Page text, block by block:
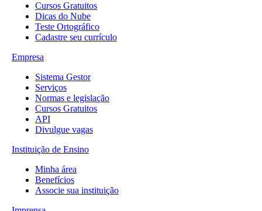
Cursos Gratuitos
Dicas do Nube
Teste Ortográfico
Cadastre seu currículo
Empresa
Sistema Gestor
Serviços
Normas e legislação
Cursos Gratuitos
API
Divulgue vagas
Instituição de Ensino
Minha área
Benefícios
Associe sua instituição